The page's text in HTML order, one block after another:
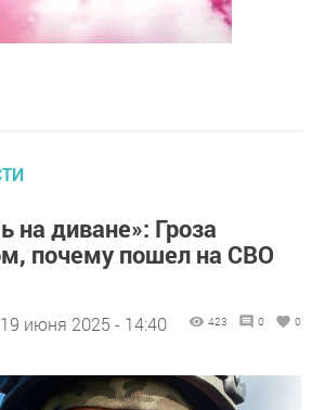
на диване»: Гроза
почему пошел на СВО
19 июня 2025 - 14:40 423 0 0